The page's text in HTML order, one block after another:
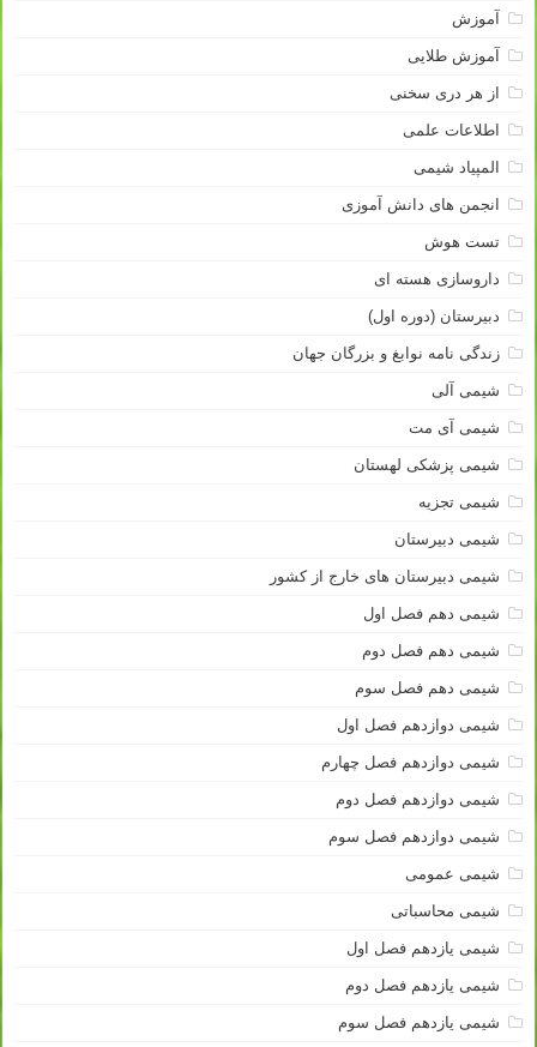
آموزش
آموزش طلایی
از هر دری سخنی
اطلاعات علمی
المپیاد شیمی
انجمن های دانش آموزی
تست هوش
داروسازی هسته ای
دبیرستان (دوره اول)
زندگی نامه نوابغ و بزرگان جهان
شیمی آلی
شیمی آی مت
شیمی پزشکی لهستان
شیمی تجزیه
شیمی دبیرستان
شیمی دبیرستان های خارج از کشور
شیمی دهم فصل اول
شیمی دهم فصل دوم
شیمی دهم فصل سوم
شیمی دوازدهم فصل اول
شیمی دوازدهم فصل چهارم
شیمی دوازدهم فصل دوم
شیمی دوازدهم فصل سوم
شیمی عمومی
شیمی محاسباتی
شیمی یازدهم فصل اول
شیمی یازدهم فصل دوم
شیمی یازدهم فصل سوم